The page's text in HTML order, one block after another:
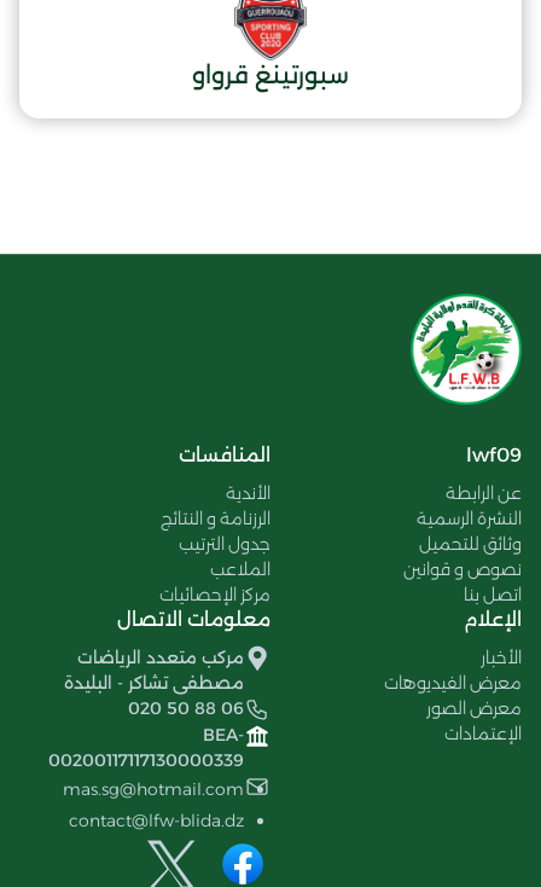
سبورتينغ قرواو
lwf09
عن الرابطة
النشرة الرسمية
وثائق للتحميل
نصوص و قوانين
اتصل بنا
المنافسات
الأندية
الرزنامة و النتائج
جدول الترتيب
الملاعب
مركز الإحصائيات
الإعلام
الأخبار
معرض الفيديوهات
معرض الصور
الإعتمادات
معلومات الاتصال
مركب متعدد الرياضات
مصطفى تشاكر - البليدة
020 50 88 06
BEA-
00200117117130000339
mas.sg@hotmail.com
contact@lfw-blida.dz